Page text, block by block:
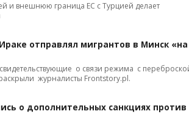
и внешнюю граница ЕС с Турцией делает
отправлял мигрантов в Минск «на
о связи режима с
журналисты Frontstory.pl.
о дополнительных санкциях против